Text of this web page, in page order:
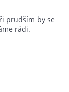
prudším by se
rádi.